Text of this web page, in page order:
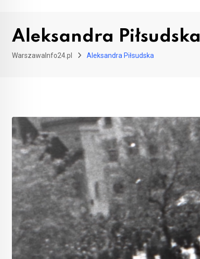
Aleksandra Piłsudska
WarszawaInfo24.pl Aleksandra Piłsudska